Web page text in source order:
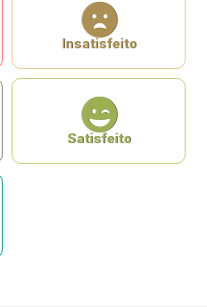
Insatisfeito
Satisfeito